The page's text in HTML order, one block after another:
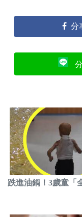
分
跌進油鍋！3歲童